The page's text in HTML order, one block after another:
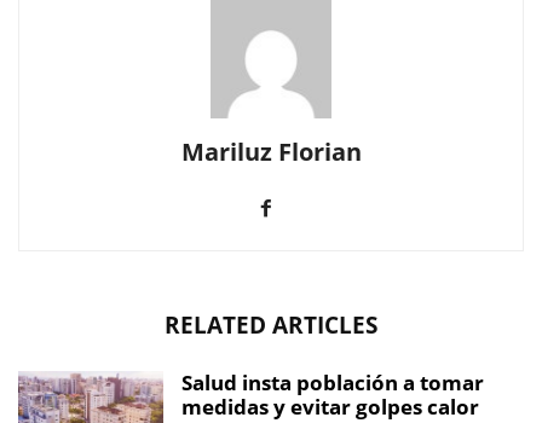
Mariluz Florian
RELATED ARTICLES
Salud insta población a tomar
medidas y evitar golpes calor